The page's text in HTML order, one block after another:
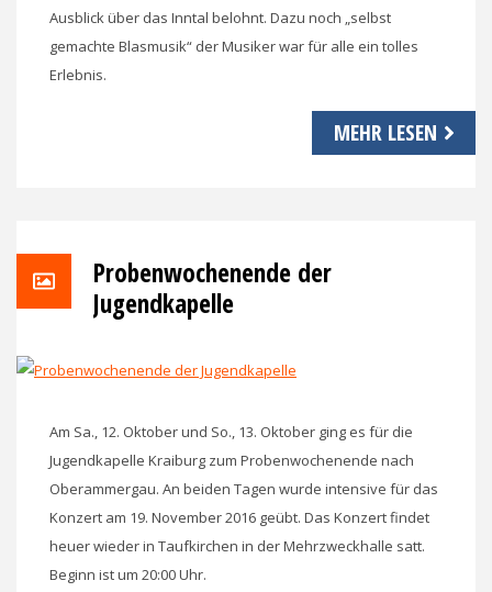
Ausblick über das Inntal belohnt. Dazu noch „selbst
gemachte Blasmusik“ der Musiker war für alle ein tolles
Erlebnis.
MEHR LESEN
Probenwochenende der
Jugendkapelle
Am Sa., 12. Oktober und So., 13. Oktober ging es für die
Jugendkapelle Kraiburg zum Probenwochenende nach
Oberammergau. An beiden Tagen wurde intensive für das
Konzert am 19. November 2016 geübt. Das Konzert findet
heuer wieder in Taufkirchen in der Mehrzweckhalle satt.
Beginn ist um 20:00 Uhr.